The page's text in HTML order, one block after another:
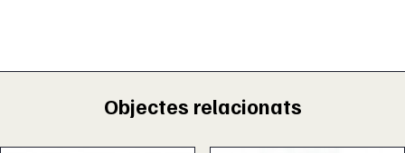
Objectes relacionats